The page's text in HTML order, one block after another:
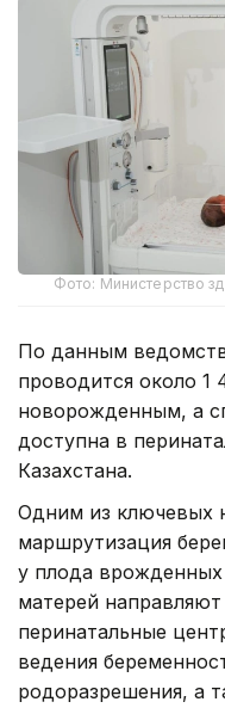
Фото: Министерство
По данным
проводится около 1
новорожденным, а
доступна в
Казахстана.
Одним из ключевых
маршрутизация
у плода
матерей
перинатальные
ведения
родоразрешения, а